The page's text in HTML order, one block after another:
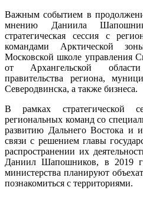
Важным событием в
мнению Даниила
стратегическая сессия с
командами Арктической
Московской школе управления
от Архангельской
правительства региона,
Северодвинска, а также бизнеса.
В рамках стратегической
региональных команд со
развитию Дальнего Востока и
связи с решением главы
распространении их
Даниил Шапошников, в 2019
министерства планируют
познакомиться с территориями.